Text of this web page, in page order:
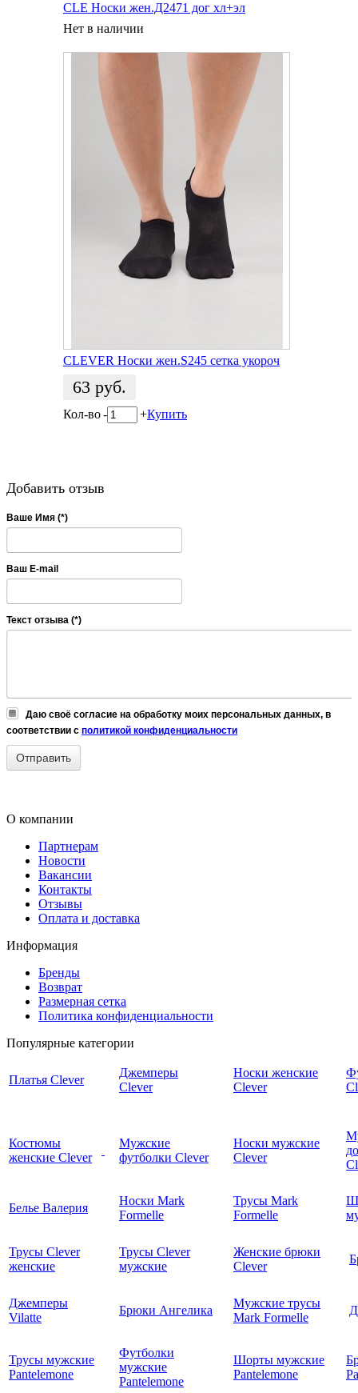
CLE Носки жен.Д2471 дог хл+эл
Нет в наличии
CLEVER Носки жен.S245 сетка укороч
63 руб.
Кол-во- +Купить
Добавить отзыв
Ваше Имя (*)
Ваш E-mail
Текст отзыва (*)
Даю своё согласие на обработку моих персональных данных, в
соответствии с политикой конфиденциальности
О компании
Партнерам
Новости
Вакансии
Контакты
Отзывы
Оплата и доставка
Информация
Бренды
Возврат
Размерная сетка
Политика конфиденциальности
Популярные категории
Платья Clever
Джемперы
Clever
Носки женские
Clever
Костюмы
женские Clever
Мужские
футболки Clever
Носки мужские
Clever
Белье Валерия
Носки Mark
Formelle
Трусы Mark
Formelle
Трусы Clever
женские
Трусы Clever
мужские
Женские брюки
Clever
Джемперы
Vilatte
Брюки Ангелика
Мужские трусы
Mark Formelle
Трусы мужские
Pantelemone
Футболки
мужские
Pantelemone
Шорты мужские
Pantelemone